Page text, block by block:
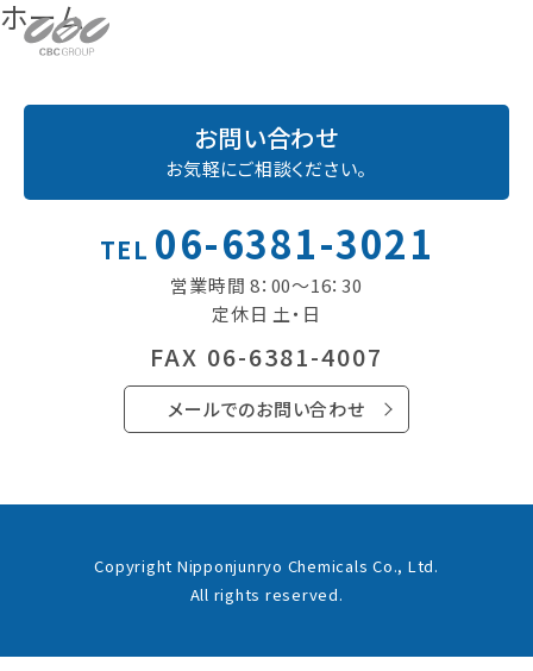
ホーム
お問い合わせ
お気軽にご相談ください。
TEL 06-6381-3021
営業時間 8：00〜16：30
定休日 土・日
FAX 06-6381-4007
メールでのお問い合わせ
Copyright Nipponjunryo Chemicals Co., Ltd.
All rights reserved.